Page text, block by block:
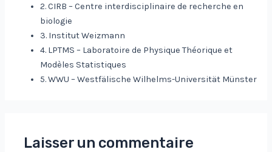
2. CIRB – Centre interdisciplinaire de recherche en
biologie
3. Institut Weizmann
4. LPTMS – Laboratoire de Physique Théorique et
Modèles Statistiques
5. WWU – Westfälische Wilhelms-Universität Münster
Laisser un commentaire